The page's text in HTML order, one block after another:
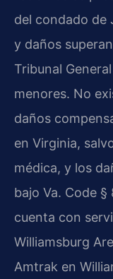
del condado de
y daños
Tribunal
menores. No
daños
en Virginia,
médica, y los
bajo Va. Code §
cuenta con
Williamsburg
Amtrak en